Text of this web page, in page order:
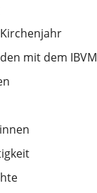
mit dem IBVM